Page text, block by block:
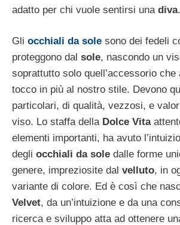
adatto per chi vuole sentirsi una diva.
Gli occhiali da sole sono dei fedeli
proteggono dal sole, nascondo un
soprattutto solo quell’accessorio che
tocco in più al nostro stile. Devono
particolari, di qualità, vezzosi, e
viso. Lo staffa della Dolce Vita
elementi importanti, ha avuto
degli occhiali da sole dalle forme
genere, impreziosite dal velluto, in
variante di colore. Ed è così che
Velvet, da un’intuizione e da una
ricerca e sviluppo atta ad ottenere